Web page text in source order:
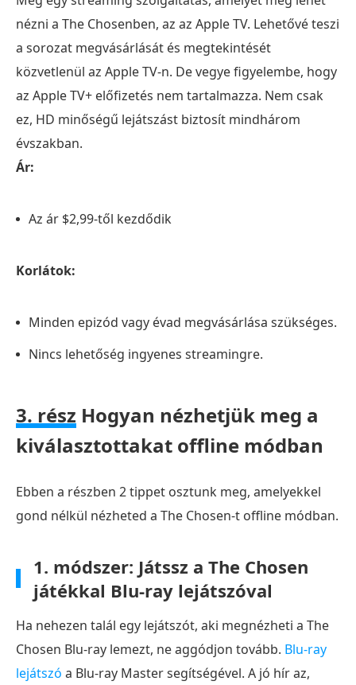
nézni a The Chosenben, az az Apple TV. Lehetővé teszi
a sorozat megvásárlását és megtekintését
közvetlenül az Apple TV-n. De vegye figyelembe, hogy
az Apple TV+ előfizetés nem tartalmazza. Nem csak
ez, HD minőségű lejátszást biztosít mindhárom
évszakban.
Ár:
Az ár $2,99-től kezdődik
Korlátok:
Minden epizód vagy évad megvásárlása szükséges.
Nincs lehetőség ingyenes streamingre.
3. rész Hogyan nézhetjük meg a
kiválasztottakat offline módban
Ebben a részben 2 tippet osztunk meg, amelyekkel
gond nélkül nézheted a The Chosen-t offline módban.
1. módszer: Játssz a The Chosen
játékkal Blu-ray lejátszóval
Ha nehezen talál egy lejátszót, aki megnézheti a The
Chosen Blu-ray lemezt, ne aggódjon tovább. Blu-ray
lejátszó a Blu-ray Master segítségével. A jó hír az,